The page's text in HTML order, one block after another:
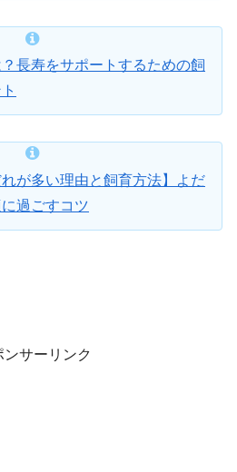
長寿をサポートするための飼
れが多い理由と飼育方法】よだ
過ごすコツ
ンサーリンク